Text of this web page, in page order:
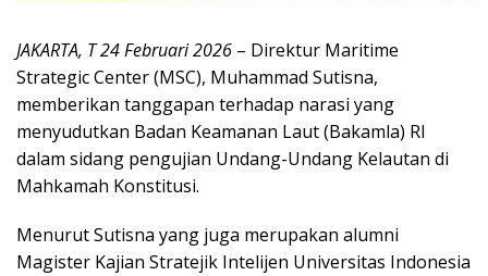
JAKARTA, T 24 Februari 2026 – Direktur Maritime
Strategic Center (MSC), Muhammad Sutisna,
memberikan tanggapan terhadap narasi yang
menyudutkan Badan Keamanan Laut (Bakamla) RI
dalam sidang pengujian Undang-Undang Kelautan di
Mahkamah Konstitusi.
Menurut Sutisna yang juga merupakan alumni
Magister Kajian Stratejik Intelijen Universitas Indonesia